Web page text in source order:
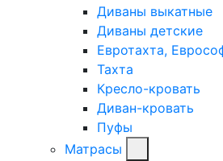
Диваны выкатные
Диваны детские
Евротахта,
Тахта
Кресло-кровать
Диван-кровать
Пуфы
Матрасы